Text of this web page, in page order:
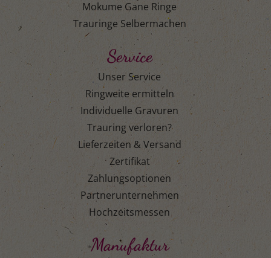
Mokume Gane Ringe
Trauringe Selbermachen
Service
Unser Service
Ringweite ermitteln
Individuelle Gravuren
Trauring verloren?
Lieferzeiten & Versand
Zertifikat
Zahlungsoptionen
Partnerunternehmen
Hochzeitsmessen
Manufaktur